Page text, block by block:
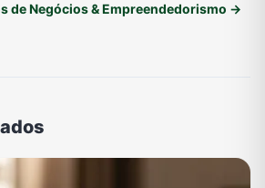
de Negócios & Empreendedorismo →